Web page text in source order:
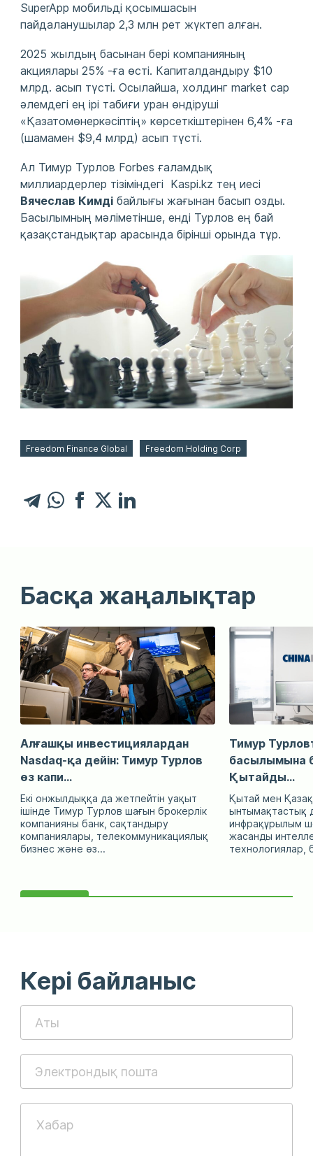
SuperApp мобильді қосымшасын
пайдаланушылар 2,3 млн рет жүктеп алған.
2025 жылдың басынан бері компанияның
акциялары 25% -ға өсті. Капиталдандыру $10
млрд. асып түсті. Осылайша, холдинг market cap
әлемдегі ең ірі табиғи уран өндіруші
«Қазатомөнеркәсіптің» көрсеткіштерінен 6,4% -ға
(шамамен $9,4 млрд) асып түсті.
Ал Тимур Турлов Forbes ғаламдық
миллиардерлер тізіміндегі Kaspi.kz тең иесі
Вячеслав Кимді байлығы жағынан басып озды.
Басылымның мәліметінше, енді Турлов ең бай
қазақстандықтар арасында бірінші орында тұр.
Freedom Finance Global Freedom Holding Corp
Басқа жаңалықтар
Алғашқы инвестициялардан
Nasdaq-қа дейін: Тимур Турлов
өз капи...
Екі онжылдыққа да жетпейтін уақыт
ішінде Тимур Турлов шағын брокерлік
компанияны банк, сақтандыру
компаниялары, телекоммуникациялық
бизнес және өз...
Тимур
басылымына
Қытайды...
Қытай мен
ынтымақтастық
инфрақұрылым
жасанды
технологиялар,
Кері байланыс